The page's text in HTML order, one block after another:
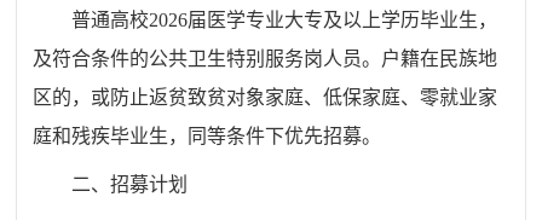
普通高校2026届医学专业大专及以上学历毕业生，
及符合条件的公共卫生特别服务岗人员。户籍在民族地
区的，或防止返贫致贫对象家庭、低保家庭、零就业家
庭和残疾毕业生，同等条件下优先招募。
二、招募计划